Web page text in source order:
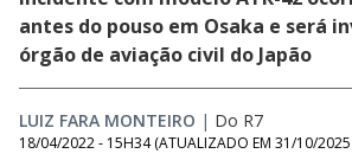
antes do pouso em Osaka e será
órgão de aviação civil do Japão
LUIZ FARA MONTEIRO | Do R7
18/04/2022 - 15H34 (ATUALIZADO EM 31/10/2025